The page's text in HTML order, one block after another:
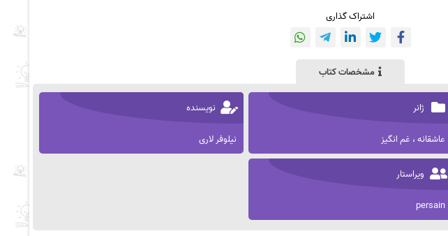
اشتراک گذاری
مشخصات کتاب
ژانر
عاشقانه ، غم انگیز
نویسنده
نیلوفر لاری
ویراستار
persain